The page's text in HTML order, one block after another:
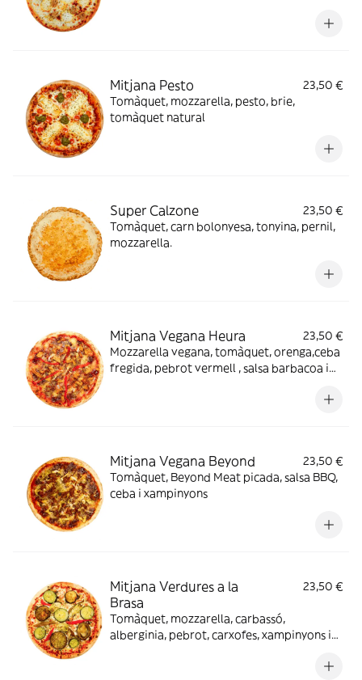
Mitjana Pesto
23,50 €
Tomàquet, mozzarella, pesto, brie,
tomàquet natural
Super Calzone
23,50 €
Tomàquet, carn bolonyesa, tonyina, pernil,
mozzarella.
Mitjana Vegana Heura
23,50 €
Mozzarella vegana, tomàquet, orenga,ceba
fregida, pebrot vermell , salsa barbacoa i
Mitjana Vegana Beyond
23,50 €
Tomàquet, Beyond Meat picada, salsa BBQ,
ceba i xampinyons
Mitjana Verdures a la
Brasa
23,50 €
Tomàquet, mozzarella, carbassó,
alberginia, pebrot, carxofes, xampinyons i